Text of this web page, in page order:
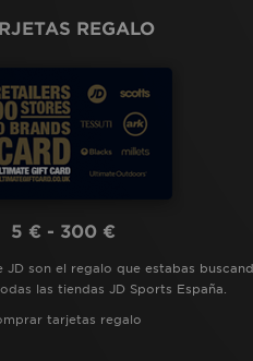
REGALO
5 € - 300 €
JD son el regalo que estabas
las tiendas JD Sports España.
tarjetas regalo